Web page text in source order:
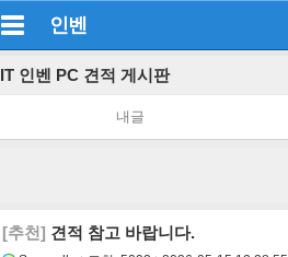
인벤
IT 인벤 PC 견적 게시판
내글
[추천] 견적 참고 바랍니다.